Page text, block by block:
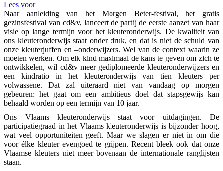
Lees voor
Naar aanleiding van het Morgen Beter-festival, het gratis
gezinsfestival van cd&v, lanceert de partij de eerste aanzet van haar
visie op lange termijn voor het kleuteronderwijs. De kwaliteit van
ons kleuteronderwijs staat onder druk, en dat is niet de schuld van
onze kleuterjuffen en –onderwijzers. Wel van de context waarin ze
moeten werken. Om elk kind maximaal de kans te geven om zich te
ontwikkelen, wil cd&v meer gediplomeerde kleuteronderwijzers en
een kindratio in het kleuteronderwijs van tien kleuters per
volwassene. Dat zal uiteraard niet van vandaag op morgen
gebeuren: het gaat om een ambitieus doel dat stapsgewijs kan
behaald worden op een termijn van 10 jaar.
Ons Vlaams kleuteronderwijs staat voor uitdagingen. De
participatiegraad in het Vlaams kleuteronderwijs is bijzonder hoog,
wat veel opportuniteiten geeft. Maar we slagen er niet in om die
voor élke kleuter evengoed te grijpen. Recent bleek ook dat onze
Vlaamse kleuters niet meer bovenaan de internationale ranglijsten
staan.